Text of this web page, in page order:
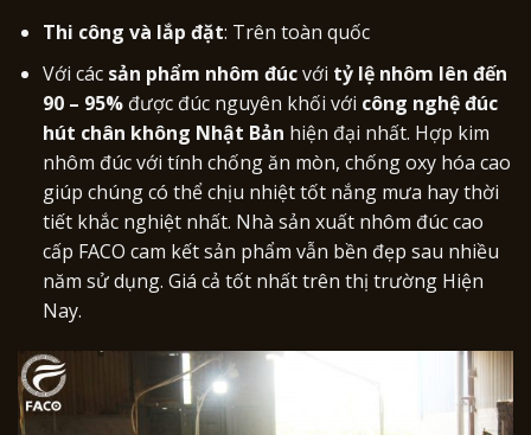
Thi công và lắp đặt: Trên toàn quốc
Với các sản phẩm nhôm đúcvới tỷ lệ nhôm lên đến
90 – 95%được đúc nguyên khối với công nghệ đúc
hút chân không Nhật Bản hiện đại nhất. Hợp kim
nhôm đúc với tính chống ăn mòn, chống oxy hóa cao
giúp chúng có thể chịu nhiệt tốt nắng mưa hay thời
tiết khắc nghiệt nhất. Nhà sản xuất nhôm đúc cao
cấp FACO cam kết sản phẩm vẫn bền đẹp sau nhiều
năm sử dụng. Giá cả tốt nhất trên thị trường Hiện
Nay.